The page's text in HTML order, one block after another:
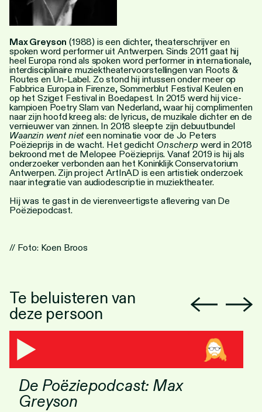
Max Greyson (1988) is een dichter, theaterschrijver en
spoken word performer uit Antwerpen. Sinds 2011 gaat hij
heel Europa rond als spoken word performer in internationale,
interdisciplinaire muziektheatervoorstellingen van Roots &
Routes en Un-Label. Zo stond hij intussen onder meer op
Fabbrica Europa in Firenze, Sommerblut Festival Keulen en
op het Sziget Festival in Boedapest. In 2015 werd hij vice-
kampioen Poetry Slam van Nederland, waar hij complimenten
naar zijn hoofd kreeg als: de lyricus, de muzikale dichter en de
vernieuwer van zinnen. In 2018 sleepte zijn debuutbundel
Waanzin went nieteen nominatie voor de Jo Peters
Poëzieprijs in de wacht. Het gedichtOnscherp werd in 2018
bekroond met de Melopee Poëzieprijs. Vanaf 2019 is hij als
onderzoeker verbonden aan het Koninklijk Conservatorium
Antwerpen. Zijn project ArtInAD is een artistiek onderzoek
naar integratie van audiodescriptie in muziektheater.
Hij was te gast in devierenveertigste aflevering van De
Poëziepodcast.
// Foto: Koen Broos
Te beluisteren van
deze persoon
De Poëziepodcast: Max
Greyson
Personen
Toegankelijkheid
Stadsdichter